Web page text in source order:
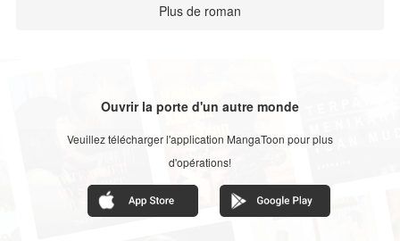
Plus de roman
Ouvrir la porte d'un autre monde
Veuillez télécharger l'application MangaToon pour plus
d'opérations!